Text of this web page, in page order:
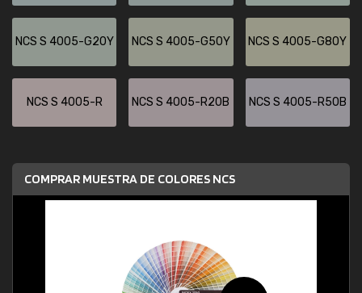
NCS S 4005-G20Y NCS S 4005-G50Y NCS S 4005-G80Y
NCS S 4005-R NCS S 4005-R20B NCS S 4005-R50B
COMPRAR MUESTRA DE COLORES NCS